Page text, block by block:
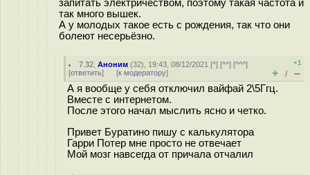
запитать электричеством, поэтому такая частота и
так много вышек.
А у молодых такое есть с рождения, так что они
болеют несерьёзно.
7.32 ,Аноним (32), 19:43, 08/12/2021 [^] [^^] [^^^]
[ответить] [к модератору]
+1
+ / –
А я вообще у себя отключил вайфай 2\5Ггц.
Вместе с интернетом.
После этого начал мыслить ясно и четко.
Привет Буратино пишу с калькулятора
Гарри Потер мне просто не отвечает
Мой мозг навсегда от причала отчалил